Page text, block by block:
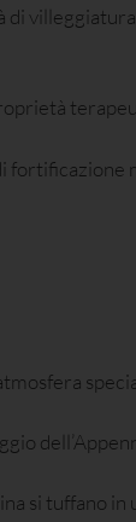
di
fortificazione
si tuffano in